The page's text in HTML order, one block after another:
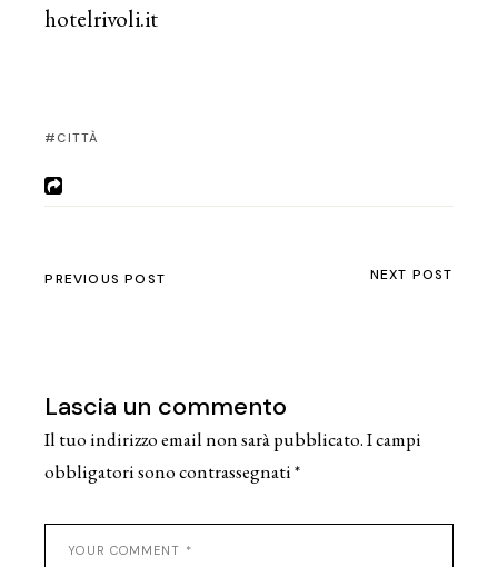
hotelrivoli.it
CITTÀ
PREVIOUS POST NEXT POST
Lascia un commento
Il tuo indirizzo email non sarà pubblicato.I campi
obbligatori sono contrassegnati*